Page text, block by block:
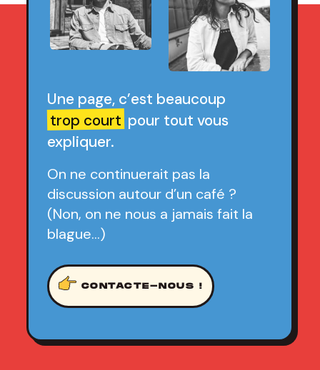
Une page, c’est beaucoup
trop courtpour tout vous
expliquer.
On ne continuerait pas la
discussion autour d’un café ?
(Non, on ne nous a jamais fait la
blague…)
CONTACTE-NOUS !